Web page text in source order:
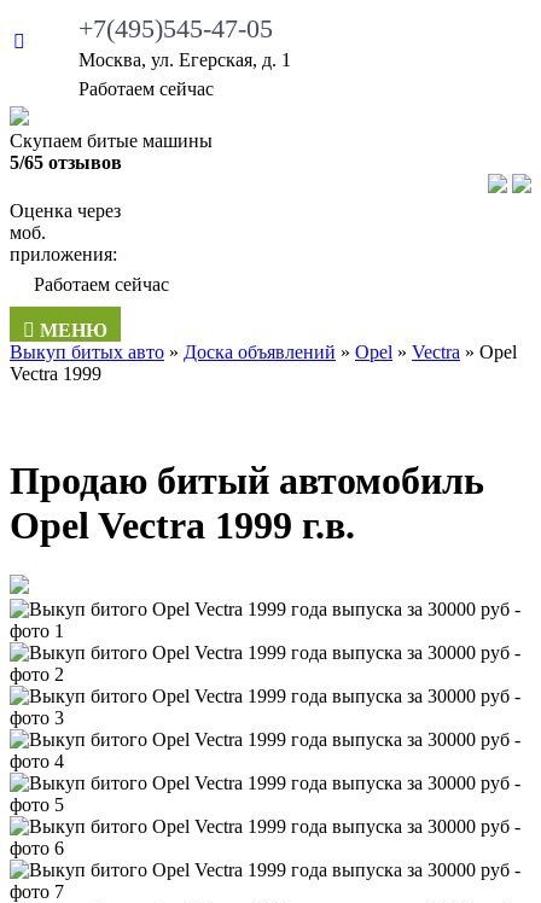
+7(495)545-47-05
Москва, ул. Егерская, д. 1
Работаем сейчас
Скупаем битые машины
5/65 отзывов
Оценка через
моб.
приложения:
Работаем сейчас
МЕНЮ
Выкуп битых авто » Доска объявлений » Opel » Vectra » Opel
Vectra 1999
Продаю битый автомобиль
Opel Vectra 1999 г.в.